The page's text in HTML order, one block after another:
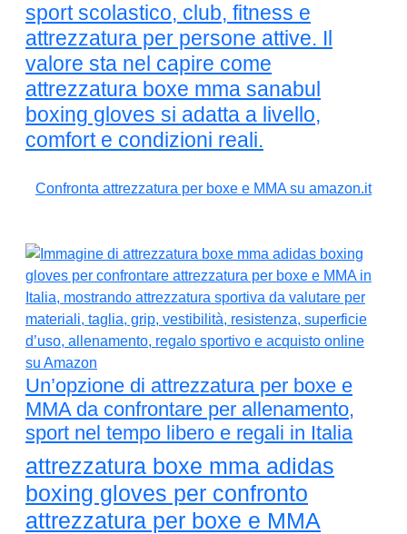
sport scolastico, club, fitness e
attrezzatura per persone attive. Il
valore sta nel capire come
attrezzatura boxe mma sanabul
boxing gloves si adatta a livello,
comfort e condizioni reali.
Confronta attrezzatura per boxe e MMA su amazon.it
Un’opzione di attrezzatura per boxe e
MMA da confrontare per allenamento,
sport nel tempo libero e regali in Italia
attrezzatura boxe mma adidas
boxing gloves per confronto
attrezzatura per boxe e MMA